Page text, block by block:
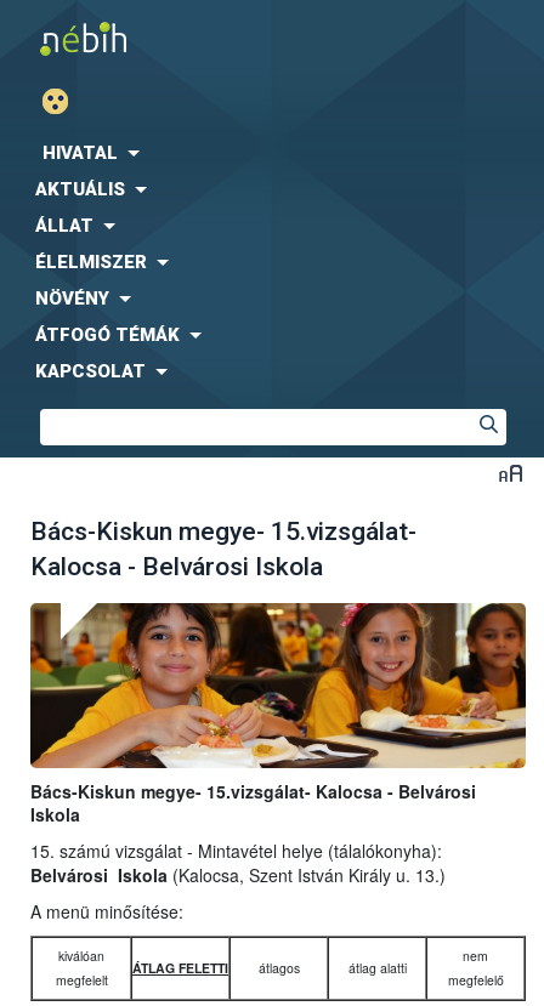
HIVATAL
AKTUÁLIS
ÁLLAT
ÉLELMISZER
NÖVÉNY
ÁTFOGÓ TÉMÁK
KAPCSOLAT
Bács-Kiskun megye- 15.vizsgálat-
Kalocsa - Belvárosi Iskola
Bács-Kiskun megye- 15.vizsgálat- Kalocsa - Belvárosi
Iskola
15. számú vizsgálat - Mintavétel helye (tálalókonyha):
Belvárosi Iskola (Kalocsa, Szent István Király u. 13.)
A menü minősítése:
kiválóan
megfelelt
ÁTLAG FELETTI átlagos átlag alatti
nem
megfelelő